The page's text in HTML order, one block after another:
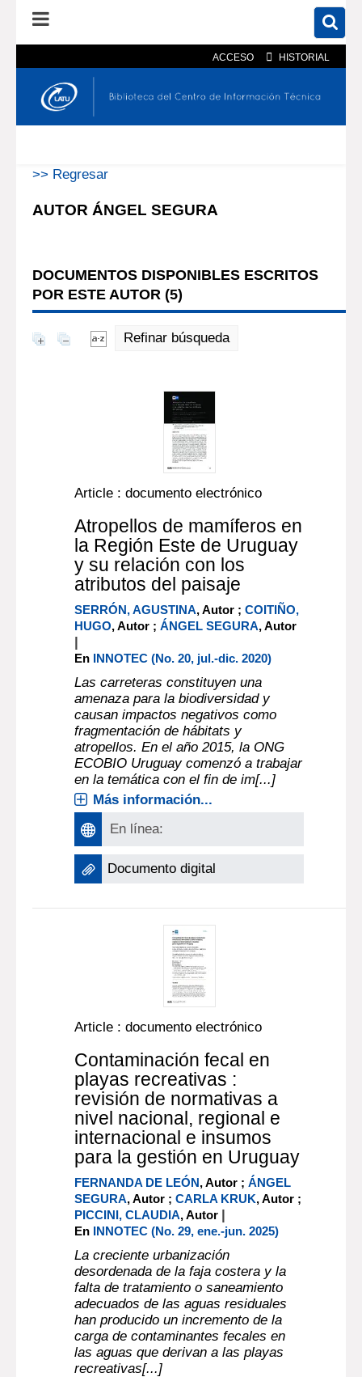
ACCESO HISTORIAL
En el catálogo En el sitio
>> Regresar
AUTOR ÁNGEL SEGURA
DOCUMENTOS DISPONIBLES ESCRITOS
POR ESTE AUTOR (5)
Refinar búsqueda
Article : documento electrónico
Atropellos de mamíferos en
la Región Este de Uruguay
y su relación con los
atributos del paisaje
SERRÓN, AGUSTINA, Autor ;COITIÑO,
HUGO, Autor ;ÁNGEL SEGURA, Autor
|
En INNOTEC (No. 20, jul.-dic. 2020)
Las carreteras constituyen una
amenaza para la biodiversidad y
causan impactos negativos como
fragmentación de hábitats y
atropellos. En el año 2015, la ONG
ECOBIO Uruguay comenzó a trabajar
en la temática con el fin de im[...]
Más información...
En línea:
Documento digital
Article : documento electrónico
Contaminación fecal en
playas recreativas :
revisión de normativas a
nivel nacional, regional e
internacional e insumos
para la gestión en Uruguay
FERNANDA DE LEÓN, Autor ;ÁNGEL
SEGURA, Autor ;CARLA KRUK, Autor ;
PICCINI, CLAUDIA, Autor |
En INNOTEC (No. 29, ene.-jun. 2025)
La creciente urbanización
desordenada de la faja costera y la
falta de tratamiento o saneamiento
adecuados de las aguas residuales
han producido un incremento de la
carga de contaminantes fecales en
las aguas que derivan a las playas
recreativas[...]